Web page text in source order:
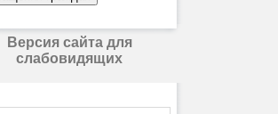
Версия сайта для
слабовидящих